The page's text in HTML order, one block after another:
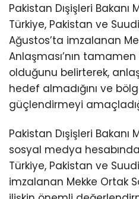
Pakistan Dışişleri
Türkiye, Pakistan ve
Ağustos’ta imzalanan
Anlaşması’nın
olduğunu belirterek,
hedef almadığını ve
güçlendirmeyi
Pakistan Dışişleri
sosyal medya
Türkiye, Pakistan ve
imzalanan Mekke Ortak